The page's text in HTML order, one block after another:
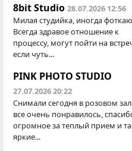
8bit Studio 28.07.2026 12:56
Милая студийка, иногда фоткаю
Всегда здравое отношение к
процессу, могут пойти на
если чуть...
PINK PHOTO STUDIO
27.07.2026 20:22
Снимали сегодня в розовом
все очень понравилось,
огромное за теплый прием и
яркие...